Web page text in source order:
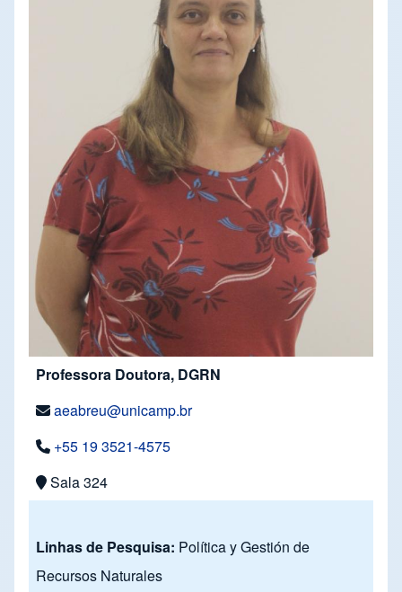
Professora Doutora, DGRN
aeabreu@unicamp.br
+55 19 3521-4575
Sala 324
Linhas de Pesquisa: Política y Gestión de
Recursos Naturales